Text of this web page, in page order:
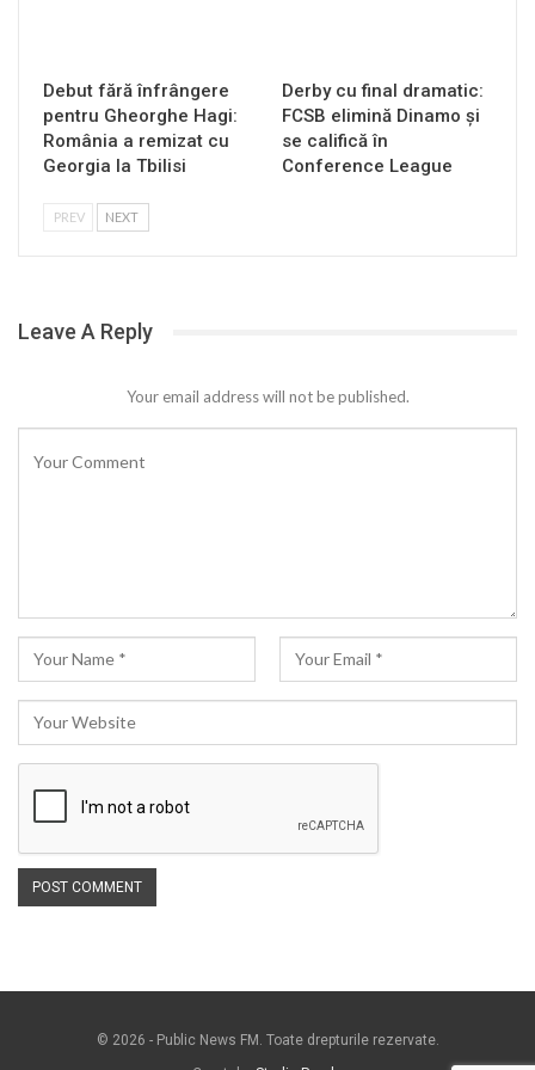
Debut fără înfrângere
pentru Gheorghe Hagi:
România a remizat cu
Georgia la Tbilisi
Derby cu final dramatic:
FCSB elimină Dinamo și
se califică în
Conference League
PREV NEXT
Leave A Reply
Your email address will not be published.
© 2026 - Public News FM. Toate drepturile rezervate.